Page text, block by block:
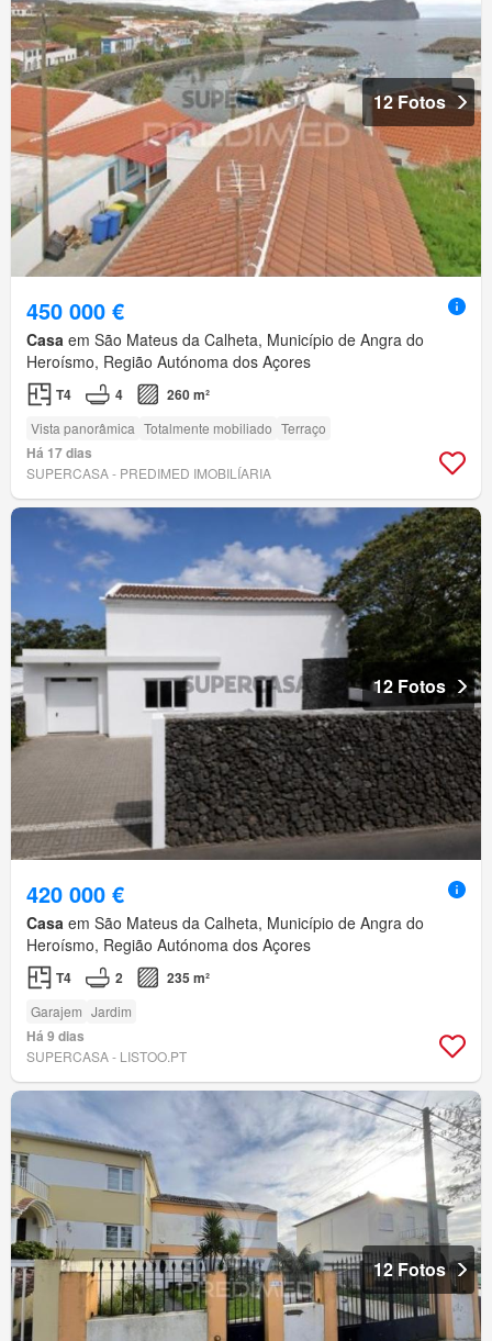
12 Fotos
450 000 €
Casa em São Mateus da Calheta, Município de Angra do
Heroísmo, Região Autónoma dos Açores
T4 4 260 m²
Vista panorâmica Totalmente mobiliado Terraço
Há 17 dias
SUPERCASA - PREDIMED IMOBILÍARIA
12 Fotos
420 000 €
Casa em São Mateus da Calheta, Município de Angra do
Heroísmo, Região Autónoma dos Açores
T4 2 235 m²
Garajem Jardim
Há 9 dias
SUPERCASA - LISTOO.PT
12 Fotos